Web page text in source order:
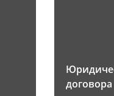
договора